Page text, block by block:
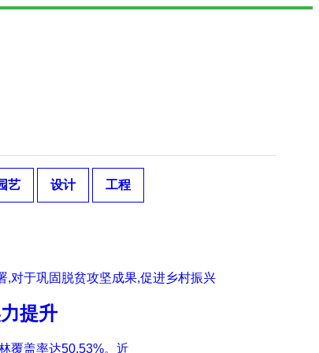
艺 设计 工程
,对于巩固脱贫攻坚成果,促进乡村振兴
提升
覆盖率达50.53%。近